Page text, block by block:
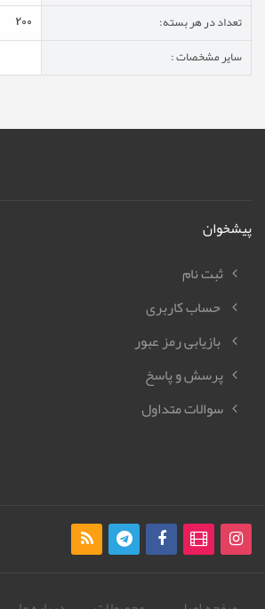
تعداد در هر بسته: 200
سایر مشخصات :
پیشخوان
ثبت نام
حساب کاربری
بازیابی رمز عبور
پرسش و پاسخ
سوالات متداول